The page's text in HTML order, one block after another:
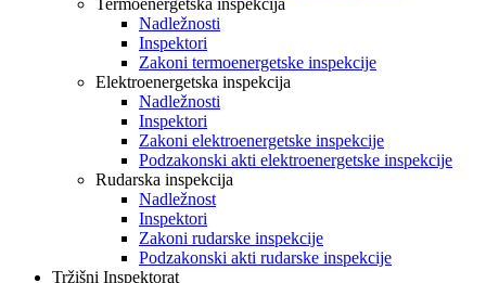
Termoenergetska inspekcija
Nadležnosti
Inspektori
Zakoni termoenergetske inspekcije
Elektroenergetska inspekcija
Nadležnosti
Inspektori
Zakoni elektroenergetske inspekcije
Podzakonski akti elektroenergetske inspekcije
Rudarska inspekcija
Nadležnost
Inspektori
Zakoni rudarske inspekcije
Podzakonski akti rudarske inspekcije
Tržišni Inspektorat